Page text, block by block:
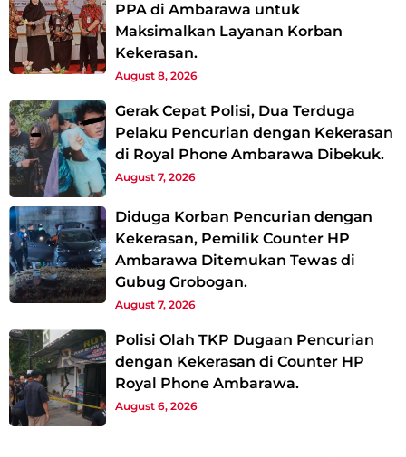
PPA di Ambarawa untuk
Maksimalkan Layanan Korban
Kekerasan.
August 8, 2026
Gerak Cepat Polisi, Dua Terduga
Pelaku Pencurian dengan Kekerasan
di Royal Phone Ambarawa Dibekuk.
August 7, 2026
Diduga Korban Pencurian dengan
Kekerasan, Pemilik Counter HP
Ambarawa Ditemukan Tewas di
Gubug Grobogan.
August 7, 2026
Polisi Olah TKP Dugaan Pencurian
dengan Kekerasan di Counter HP
Royal Phone Ambarawa.
August 6, 2026